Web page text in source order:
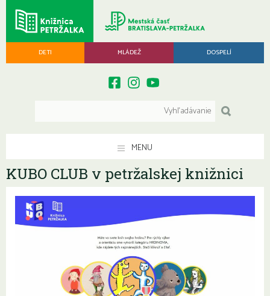
DETI MLÁDEŽ DOSPELÍ
MENU
KUBO CLUB v petržalskej knižnici